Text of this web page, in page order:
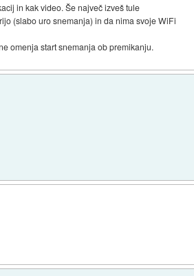
in kak video. Še največ izveš tule
(slabo uro snemanja) in da nima svoje WiFi
omenja start snemanja ob premikanju.